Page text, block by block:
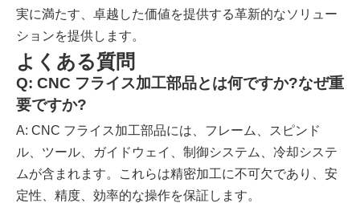
実に満たす、卓越した価値を提供する革新的なソリュー
ションを提供します。
よくある質問
Q: CNC フライス加工部品とは何ですか?なぜ重
要ですか?
A: CNC フライス加工部品には、フレーム、スピンド
ル、ツール、ガイドウェイ、制御システム、冷却システ
ムが含まれます。これらは精密加工に不可欠であり、安
定性、精度、効率的な操作を保証します。